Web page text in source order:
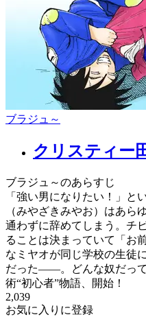
ブラジュ～
クリスティー
ブラジュ～のあらすじ
「強い男になりたい！」と
（みやざきみやお）はあら
通わずに辞めてしまう。チ
ることは決まっていて「お
なミヤオが同じ学校の生徒
だった――。どんな奴だっ
術“初心者”物語、開始！
2,039
お気に入りに登録